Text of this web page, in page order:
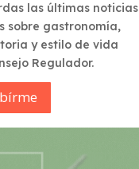
las últimas noticias
sobre gastronomía,
y estilo de vida
Regulador.